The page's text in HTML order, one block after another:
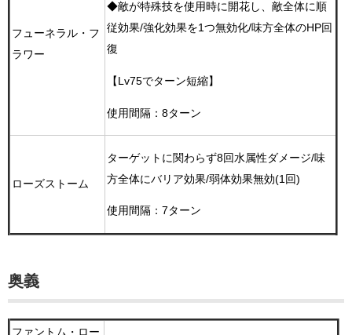
フューネラル・フ
ラワー
◆敵が特殊技を使用時に開花し、敵全体に順
従効果/強化効果を1つ無効化/味方全体のHP回
復
【Lv75でターン短縮】
使用間隔：8ターン
ローズストーム
ターゲットに関わらず8回水属性ダメージ/味
方全体にバリア効果/弱体効果無効(1回)
使用間隔：7ターン
奥義
ファントム・ロー